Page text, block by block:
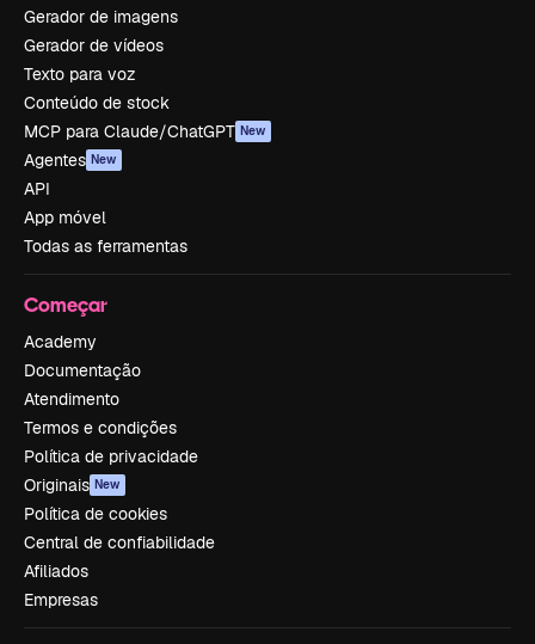
Gerador de imagens
Gerador de vídeos
Texto para voz
Conteúdo de stock
MCP para Claude/ChatGPT New
Agentes New
API
App móvel
Todas as ferramentas
Começar
Academy
Documentação
Atendimento
Termos e condições
Política de privacidade
Originais New
Política de cookies
Central de confiabilidade
Afiliados
Empresas